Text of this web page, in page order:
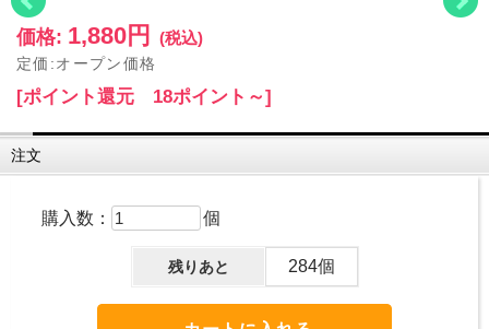
価格: 1,880円 (税込)
定価:オープン価格
[ポイント還元 18ポイント～]
注文
購入数： 個
残りあと 284個